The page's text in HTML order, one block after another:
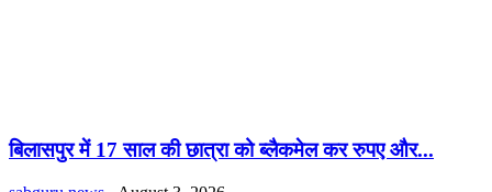
बिलासपुर में 17 साल की छात्रा को ब्लैकमेल कर रुपए और...